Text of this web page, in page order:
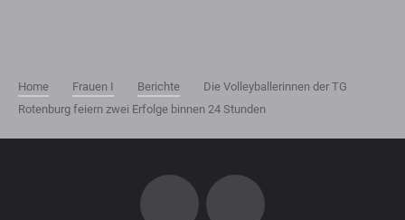
Home Frauen I Berichte
Die Volleyballerinnen der TG
Rotenburg feiern zwei Erfolge binnen 24 Stunden